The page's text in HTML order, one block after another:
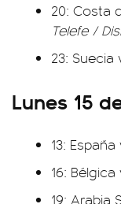
20: Costa
Telefe /
23: Suecia
Lunes 15
13:
16:
19: Arabia